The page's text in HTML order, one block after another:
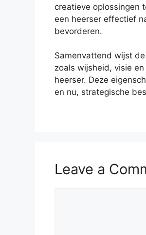
creatieve oplossingen
een heerser effectief
bevorderen.
Samenvattend wijst
zoals wijsheid, visie
heerser. Deze
en nu, strategische
Leave a